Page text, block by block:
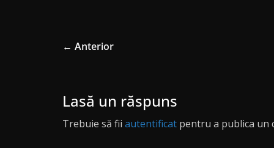
← Anterior
Lasă un răspuns
Trebuie să fii autentificat pentru a publica un